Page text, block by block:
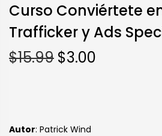
Curso Conviértete
Trafficker y Ads
$15.99 $3.00
Autor: Patrick Wind